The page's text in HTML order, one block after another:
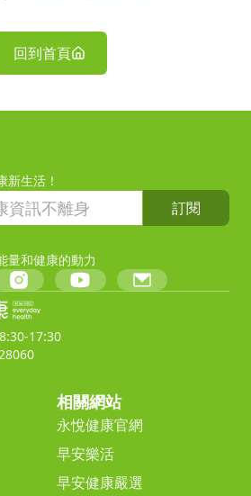
回到首頁
新生活！
訂閱
量和健康的動力
17:30
相關網站
永悅健康官網
早安樂活
早安健康嚴選